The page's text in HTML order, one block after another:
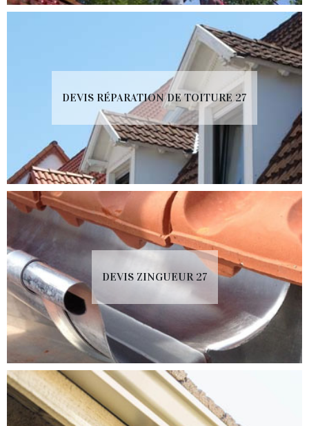
DEVIS RÉPARATION DE TOITURE 27
DEVIS ZINGUEUR 27